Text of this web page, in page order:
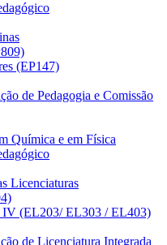
(EP147)
de Pedagogia e Comissão
Química e em Física
Licenciaturas
(EL203/ EL303 / EL403)
de Licenciatura Integrada